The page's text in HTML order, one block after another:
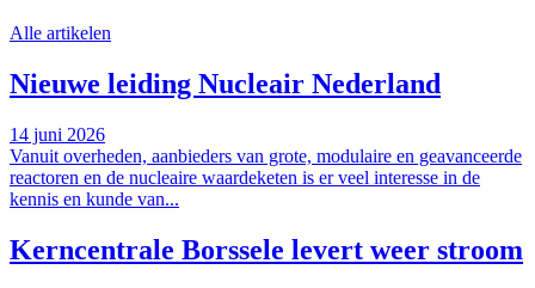
Alle artikelen
Nieuwe leiding Nucleair Nederland
14 juni 2026
Vanuit overheden, aanbieders van grote, modulaire en geavanceerde
reactoren en de nucleaire waardeketen is er veel interesse in de
kennis en kunde van...
Kerncentrale Borssele levert weer stroom